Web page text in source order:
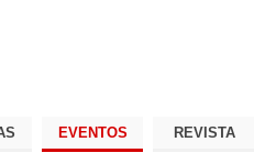
EVENTOS REVISTA